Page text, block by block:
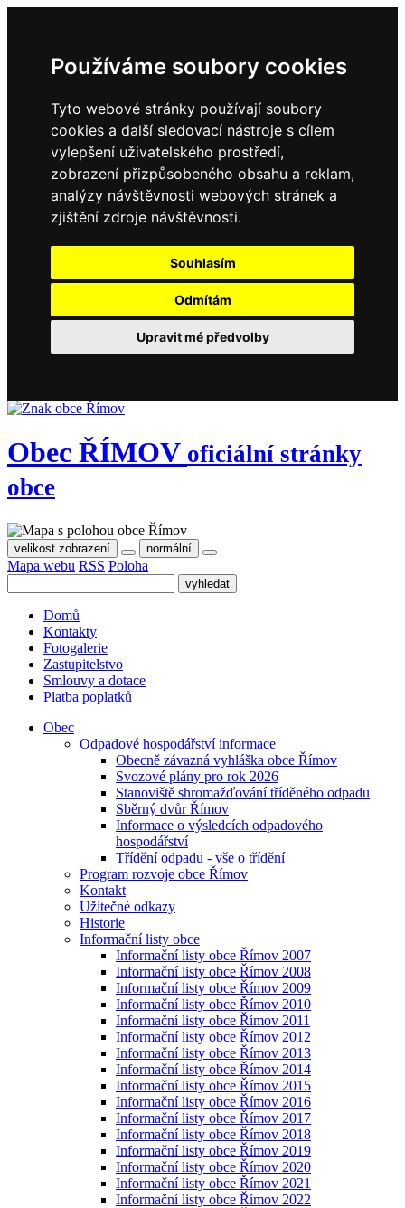
Používáme soubory cookies
Tyto webové stránky používají soubory
cookies a další sledovací nástroje s cílem
vylepšení uživatelského prostředí,
zobrazení přizpůsobeného obsahu a reklam,
analýzy návštěvnosti webových stránek a
zjištění zdroje návštěvnosti.
Souhlasím
Odmítám
Upravit mé předvolby
Obec ŘÍMOV oficiální stránky
obce
velikost zobrazení normální
Mapa webu RSS Poloha
Domů
Kontakty
Fotogalerie
Zastupitelstvo
Smlouvy a dotace
Platba poplatků
Obec
Odpadové hospodářství informace
Obecně závazná vyhláška obce Římov
Svozové plány pro rok 2026
Stanoviště shromažďování tříděného odpadu
Sběrný dvůr Římov
Informace o výsledcích odpadového
hospodářství
Třídění odpadu - vše o třídění
Program rozvoje obce Římov
Kontakt
Užitečné odkazy
Historie
Informační listy obce
Informační listy obce Římov 2007
Informační listy obce Římov 2008
Informační listy obce Římov 2009
Informační listy obce Římov 2010
Informační listy obce Římov 2011
Informační listy obce Římov 2012
Informační listy obce Římov 2013
Informační listy obce Římov 2014
Informační listy obce Římov 2015
Informační listy obce Římov 2016
Informační listy obce Římov 2017
Informační listy obce Římov 2018
Informační listy obce Římov 2019
Informační listy obce Římov 2020
Informační listy obce Římov 2021
Informační listy obce Římov 2022